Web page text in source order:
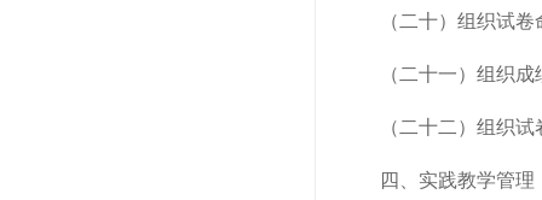
（二十）组织试
（二十一）组织
（二十二）组织
四、实践教学管理